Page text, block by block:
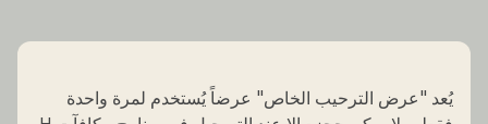
يُعد "عرض الترحيب الخاص" عرضاً يُستخدم لمرة واحدة